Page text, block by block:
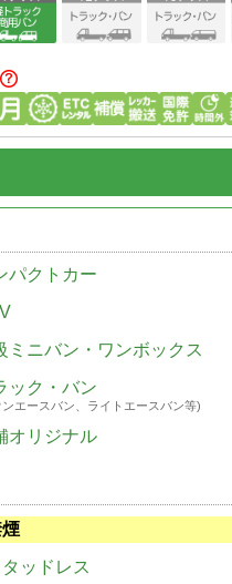
パクトカー
ミニバン・ワンボックス
ック・バン
エースバン、ライトエースバン等)
オリジナル
ッドレス